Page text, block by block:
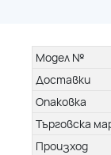
Модел №
Доставки
Опаковка
Търговска
Произход